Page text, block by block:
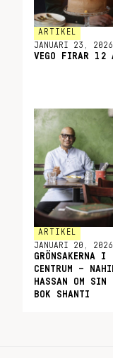
ARTIKEL
JANUARI 23, 2026
VEGO FIRAR 12
ARTIKEL
JANUARI 20, 2026
GRÖNSAKERNA I
CENTRUM –
HASSAN OM SIN
BOK SHANTI